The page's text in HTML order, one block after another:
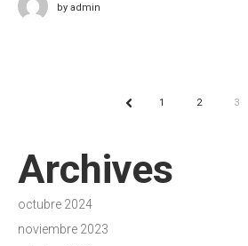
by admin
1 2 3
Archives
octubre 2024
noviembre 2023